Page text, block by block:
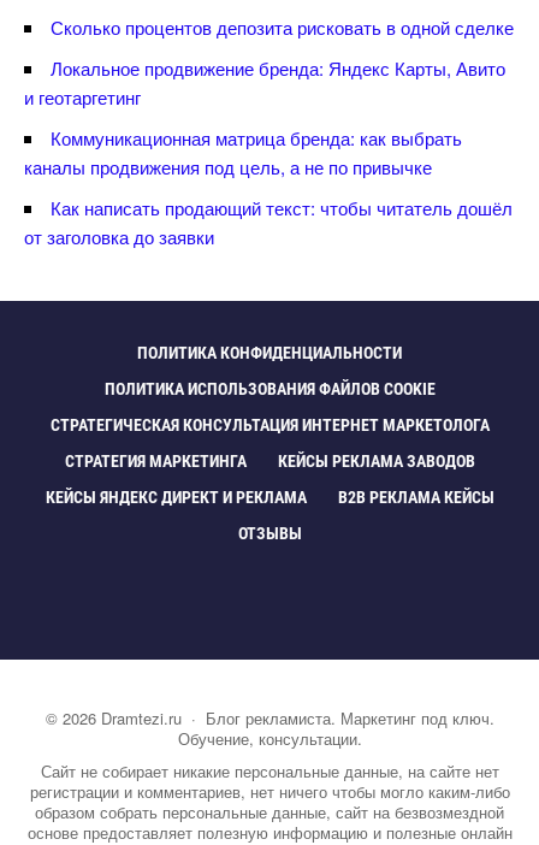
Сколько процентов депозита рисковать в одной сделке
Локальное продвижение бренда: Яндекс Карты, Авито
и геотаргетин
Коммуникационная матрица бренда: как выбрать
каналы продвижения под цель, а не по привычке
Как написать продающий текст: чтобы читатель дошёл
от заголовка до заявки
ПОЛИТИКА КОНФИДЕНЦИАЛЬНОСТИ
ПОЛИТИКА ИСПОЛЬЗОВАНИЯ ФАЙЛОВ COOKIE
СТРАТЕГИЧЕСКАЯ КОНСУЛЬТАЦИЯ ИНТЕРНЕТ МАРКЕТОЛОГА
СТРАТЕГИЯ МАРКЕТИНГА
КЕЙСЫ РЕКЛАМА ЗАВОДО
КЕЙСЫ ЯНДЕКС ДИРЕКТ И РЕКЛАМА
B2B РЕКЛАМА КЕЙСЫ
ОТЗЫВЫ
© 2026 Dramtezi.ru· Блог рекламиста. Маркетинг под ключ.
Обучение, консультации.
Сайт не собирает никакие персональные данные, на сайте нет
регистрации и комментариев, нет ничего чтобы могло каким-либо
образом собрать персональные данные, сайт на безвозмездной
основе предоставляет полезную информацию и полезные онлайн